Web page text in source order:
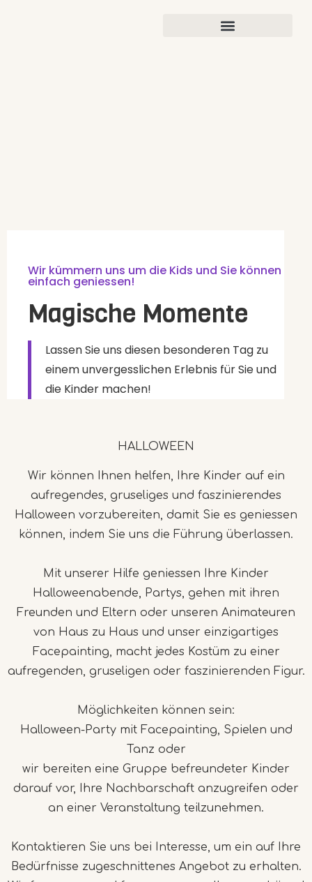
Wir kümmern uns um die Kids und Sie können
einfach geniessen!
Magische Momente
Lassen Sie uns diesen besonderen Tag zu
einem unvergesslichen Erlebnis für Sie und
die Kinder machen!
HALLOWEEN
Wir können Ihnen helfen, Ihre Kinder auf ein
aufregendes, gruseliges und faszinierendes
Halloween vorzubereiten, damit Sie es geniessen
können, indem Sie uns die Führung überlassen.
Mit unserer Hilfe geniessen Ihre Kinder
Halloweenabende, Partys, gehen mit ihren
Freunden und Eltern oder unseren Animateuren
von Haus zu Haus und unser einzigartiges
Facepainting, macht jedes Kostüm zu einer
aufregenden, gruseligen oder faszinierenden Figur.
Möglichkeiten können sein:
Halloween-Party mit Facepainting, Spielen und
Tanz oder
wir bereiten eine Gruppe befreundeter Kinder
darauf vor, Ihre Nachbarschaft anzugreifen oder
an einer Veranstaltung teilzunehmen.
Kontaktieren Sie uns bei Interesse, um ein auf Ihre
Bedürfnisse zugeschnittenes Angebot zu erhalten.